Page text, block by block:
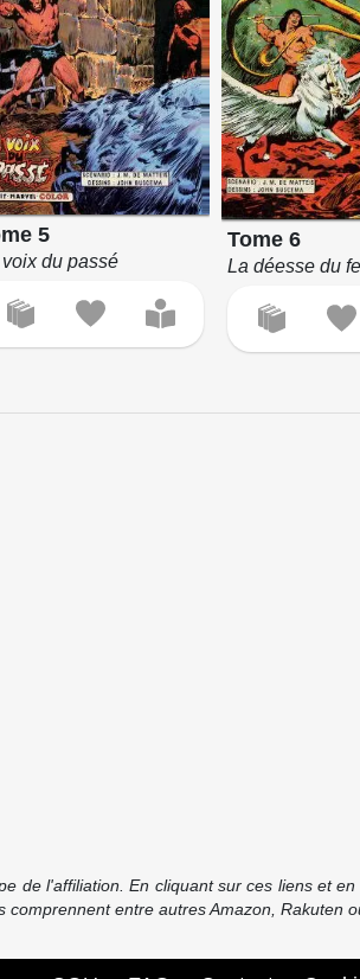
5
du passé
Tome 6
La déesse du
de l'affiliation. En cliquant sur ces liens et
entre autres Amazon, Rakuten